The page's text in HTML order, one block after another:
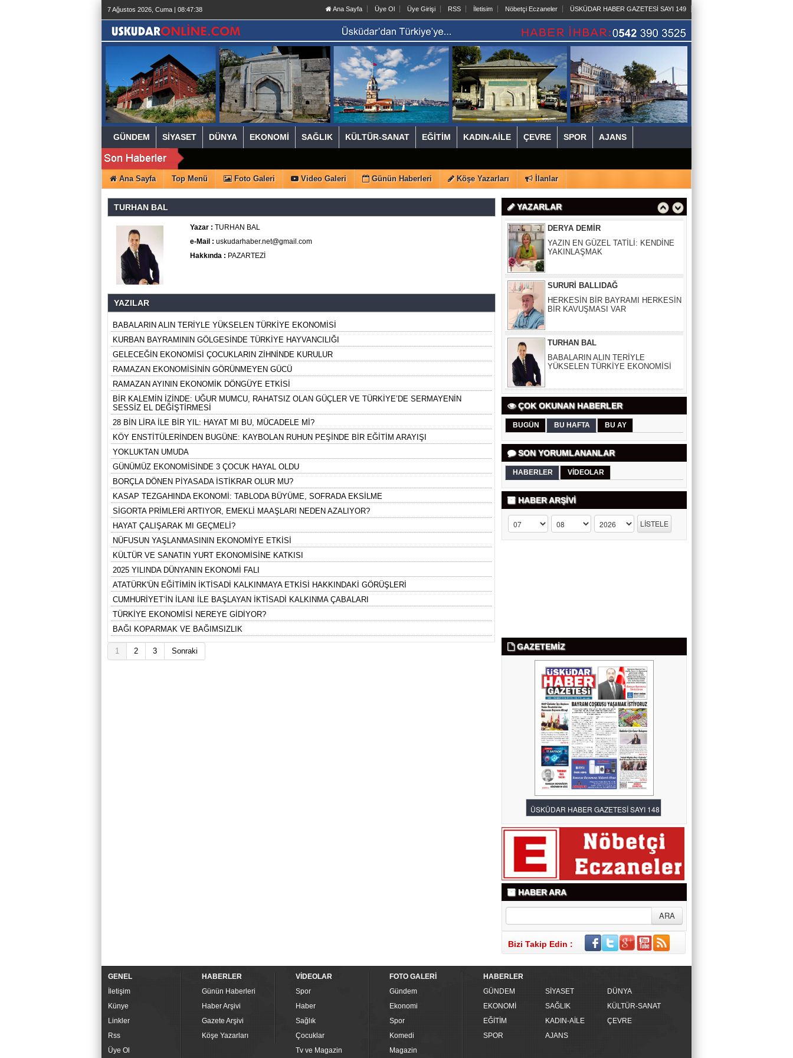
7 Ağustos 2026, Cuma | 08:47:39 Ana Sayfa Üye Ol Üye Girişi RSS İletisim Nöbetçi Eczaneler ÜSKÜDAR HABER GAZETESİ SAYI 149
GÜNDEM SİYASET DÜNYA EKONOMİ SAĞLIK KÜLTÜR-SANAT EĞİTİM KADIN-AİLE ÇEVRE SPOR AJANS
Ana Sayfa Top Menü Foto Galeri Video Galeri Günün Haberleri Köşe Yazarları İlanlar
TURHAN BAL
Yazar : TURHAN BAL
e-Mail : uskudarhaber.net@gmail.com
Hakkında : PAZARTEZİ
YAZILAR
BABALARIN ALIN TERİYLE YÜKSELEN TÜRKİYE EKONOMİSİ
KURBAN BAYRAMININ GÖLGESİNDE TÜRKİYE HAYVANCILIĞI
GELECEĞİN EKONOMİSİ ÇOCUKLARIN ZİHNİNDE KURULUR
RAMAZAN EKONOMİSİNİN GÖRÜNMEYEN GÜCÜ
RAMAZAN AYININ EKONOMİK DÖNGÜYE ETKİSİ
BİR KALEMİN İZİNDE: UĞUR MUMCU, RAHATSIZ OLAN GÜÇLER VE TÜRKİYE’DE SERMAYENİN
SESSİZ EL DEĞİŞTİRMESİ
28 BİN LİRA İLE BİR YIL: HAYAT MI BU, MÜCADELE Mİ?
KÖY ENSTİTÜLERİNDEN BUGÜNE: KAYBOLAN RUHUN PEŞİNDE BİR EĞİTİM ARAYIŞI
YOKLUKTAN UMUDA
GÜNÜMÜZ EKONOMİSİNDE 3 ÇOCUK HAYAL OLDU
BORÇLA DÖNEN PİYASADA İSTİKRAR OLUR MU?
KASAP TEZGAHINDA EKONOMİ: TABLODA BÜYÜME, SOFRADA EKSİLME
SİGORTA PRİMLERİ ARTIYOR, EMEKLİ MAAŞLARI NEDEN AZALIYOR?
HAYAT ÇALIŞARAK MI GEÇMELİ?
NÜFUSUN YAŞLANMASININ EKONOMİYE ETKİSİ
KÜLTÜR VE SANATIN YURT EKONOMİSİNE KATKISI
2025 YILINDA DÜNYANIN EKONOMİ FALI
ATATÜRK'ÜN EĞİTİMİN İKTİSADİ KALKINMAYA ETKİSİ HAKKINDAKİ GÖRÜŞLERİ
CUMHURİYET’İN İLANI İLE BAŞLAYAN İKTİSADİ KALKINMA ÇABALARI
TÜRKİYE EKONOMİSİ NEREYE GİDİYOR?
BAĞI KOPARMAK VE BAĞIMSIZLIK
1 2 3 Sonraki
YAZARLAR
SELDA ÇAPAR
SİCİLYA DAĞLARINDA NAZIM
HİKMET'LE BULUŞMA
NEVİN ÇUBUKOĞLU
KALBİN HUZURU
Av. ÖZCAN BAKIRCI
DERYA DEMİR
YAZIN EN GÜZEL TATİLİ: KENDİNE
YAKINLAŞMAK
SURURİ BALLIDAĞ
HERKESİN BİR BAYRAMI HERKESİN
BİR KAVUŞMASI VAR
TURHAN BAL
BABALARIN ALIN TERİYLE
YÜKSELEN TÜRKİYE EKONOMİSİ
ELİF UZUN
DUYARLILIK BİR ZAYIFLIK MI,
İNSANLIĞIN SON KALINTISI MI?
AYDIN COŞKUNTÜRK
BABA CANDIR EVLAT BALDIR
ÇETİN ÜNSALAN
AB KAPISINDA KAÇAN FIRSAT
ERDEM YÜCEL
GEÇMİŞTE VE GÜNÜMÜZDE
ÜNİVERSİTELERİMİZ
SELDA ÇAPAR
SİCİLYA DAĞLARINDA NAZIM
HİKMET'LE BULUŞMA
NEVİN ÇUBUKOĞLU
KALBİN HUZURU
Av. ÖZCAN BAKIRCI
YAPAY ZEKÂ HATA YAPARSA SANIK
SANDALYESİNE KİM OTURACAK?
ÇOK OKUNAN HABERLER
BUGÜN BU HAFTA BU AY
SON YORUMLANANLAR
HABERLER VİDEOLAR
HABER ARŞİVİ
GAZETEMİZ
HABER ARA
Bizi Takip Edin :
GENEL
İletişim
Künye
Linkler
Rss
Üye Ol
HABERLER
Günün Haberleri
Haber Arşivi
Gazete Arşivi
Köşe Yazarları
VİDEOLAR
Spor
Haber
Sağlık
Çocuklar
Tv ve Magazin
FOTO GALERİ
Gündem
Ekonomi
Spor
Komedi
Magazin
HABERLER
GÜNDEM
SİYASET
DÜNYA
EKONOMİ
SAĞLIK
KÜLTÜR-SANAT
EĞİTİM
KADIN-AİLE
ÇEVRE
SPOR
AJANS